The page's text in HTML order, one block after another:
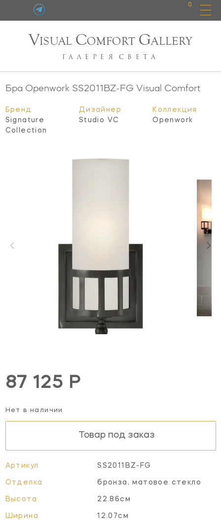
0
VISUAL COMFORT GALLERY
ГАЛЕРЕЯ СВЕТА
Бра Openwork SS2011BZ-FG Visual Comfort
Бренд
Signature
Collection
Дизайнер
Studio VC
Коллекция
Openwork
87 125 Р
Нет в наличии
Товар под заказ
Артикул SS2011BZ-FG
Отделка бронза, матовое стекло
Высота 22.86см
Ширина 12.07см